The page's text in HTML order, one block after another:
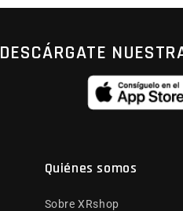
DESCÁRGATE
Quiénes somos
Sobre XRshop